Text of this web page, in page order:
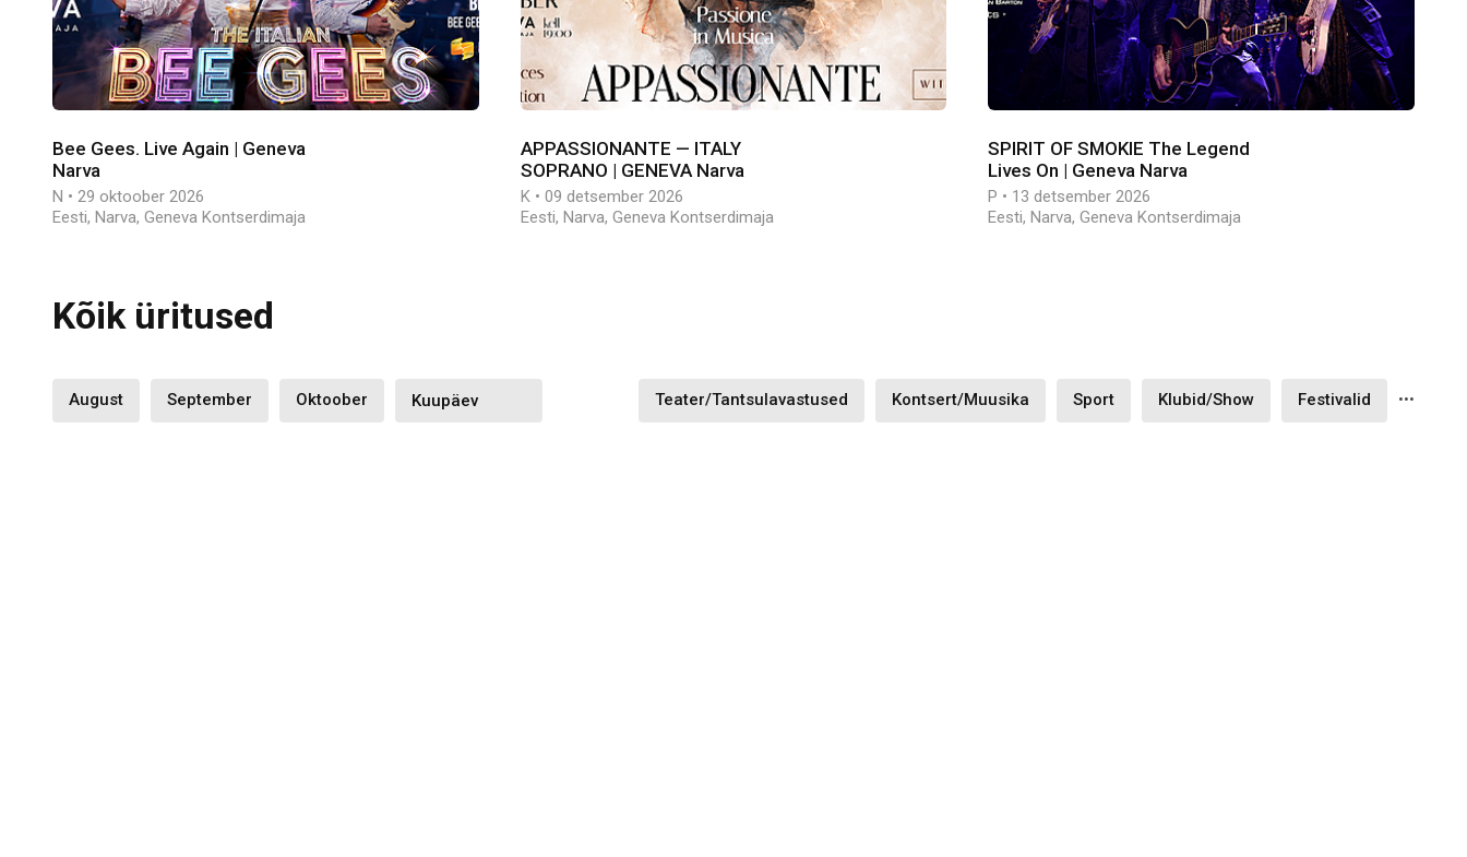
Bee Gees. Live Again | Geneva
Narva
N • 29 oktoober 2026
Eesti, Narva, Geneva Kontserdimaja
APPASSIONANTE — ITALY
SOPRANO | GENEVA Narva
K • 09 detsember 2026
Eesti, Narva, Geneva Kontserdimaja
SPIRIT OF SMOKIE The Legend
Lives On | Geneva Narva
P • 13 detsember 2026
Eesti, Narva, Geneva Kontserdimaja
Kõik üritused
August September Oktoober Teater/Tantsulavastused Kontsert/muusika Sport Klubid/Show Festivalid ...